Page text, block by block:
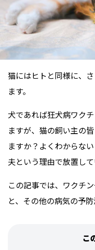
猫にはヒトと同様に、
ます。
犬であれば狂犬病ワク
ますが、猫の飼い主の
ますか？よくわからな
夫という理由で放置し
この記事では、ワクチ
と、その他の病気の予
こ